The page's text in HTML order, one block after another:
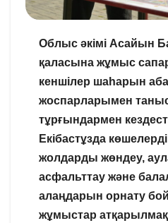
Облыс әкімі Асайын
қаласына жұмыс
кеншілер шаһарын
жоспарларымен
тұрғындармен
Екібастұзда
жолдарды жөндеу,
асфальттау және
алаңдарын орнату
жұмыстар